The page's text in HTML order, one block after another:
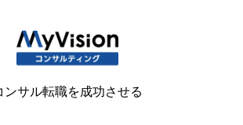
ンサル転職を成功させる